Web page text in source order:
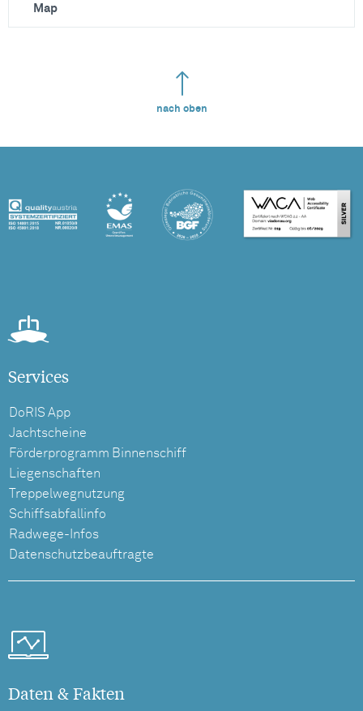
Map
nach oben
Services
DoRIS App
Jachtscheine
Förderprogramm Binnenschiff
Liegenschaften
Treppelwegnutzung
Schiffsabfallinfo
Radwege-Infos
Datenschutzbeauftragte
Daten & Fakten